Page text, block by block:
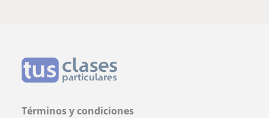
Términos y condiciones